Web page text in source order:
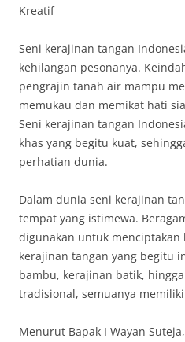
Kreatif
Seni kerajinan tangan
kehilangan pesonanya.
pengrajin tanah air mampu
memukau dan memikat hati
Seni kerajinan tangan
khas yang begitu kuat,
perhatian dunia.
Dalam dunia seni kerajinan
tempat yang istimewa.
digunakan untuk
kerajinan tangan yang begitu
bambu, kerajinan batik,
tradisional, semuanya
Menurut Bapak I Wayan